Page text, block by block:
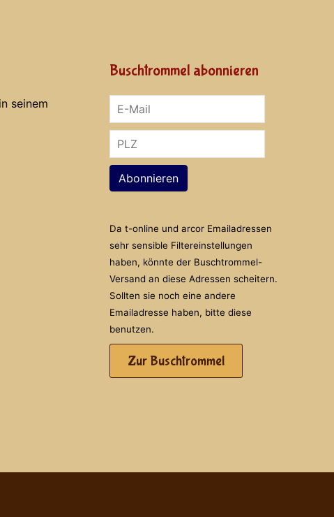
seinem
Buschtrommel abonnieren
Abonnieren
Da t-online und arcor Emailadressen
sehr sensible Filtereinstellungen
haben, könnte der Buschtrommel-
Versand an diese Adressen scheitern.
Sollten sie noch eine andere
Emailadresse haben, bitte diese
benutzen.
Zur Buschtrommel